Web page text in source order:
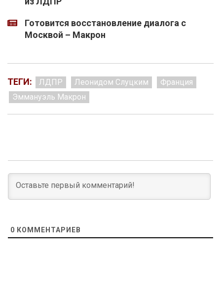
Готовится восстановление диалога с
Москвой – Макрон
ТЕГИ: ЛДПР Леонидом Слуцким
Франция
Эммануэль Макрон
0 КОММЕНТАРИЕВ